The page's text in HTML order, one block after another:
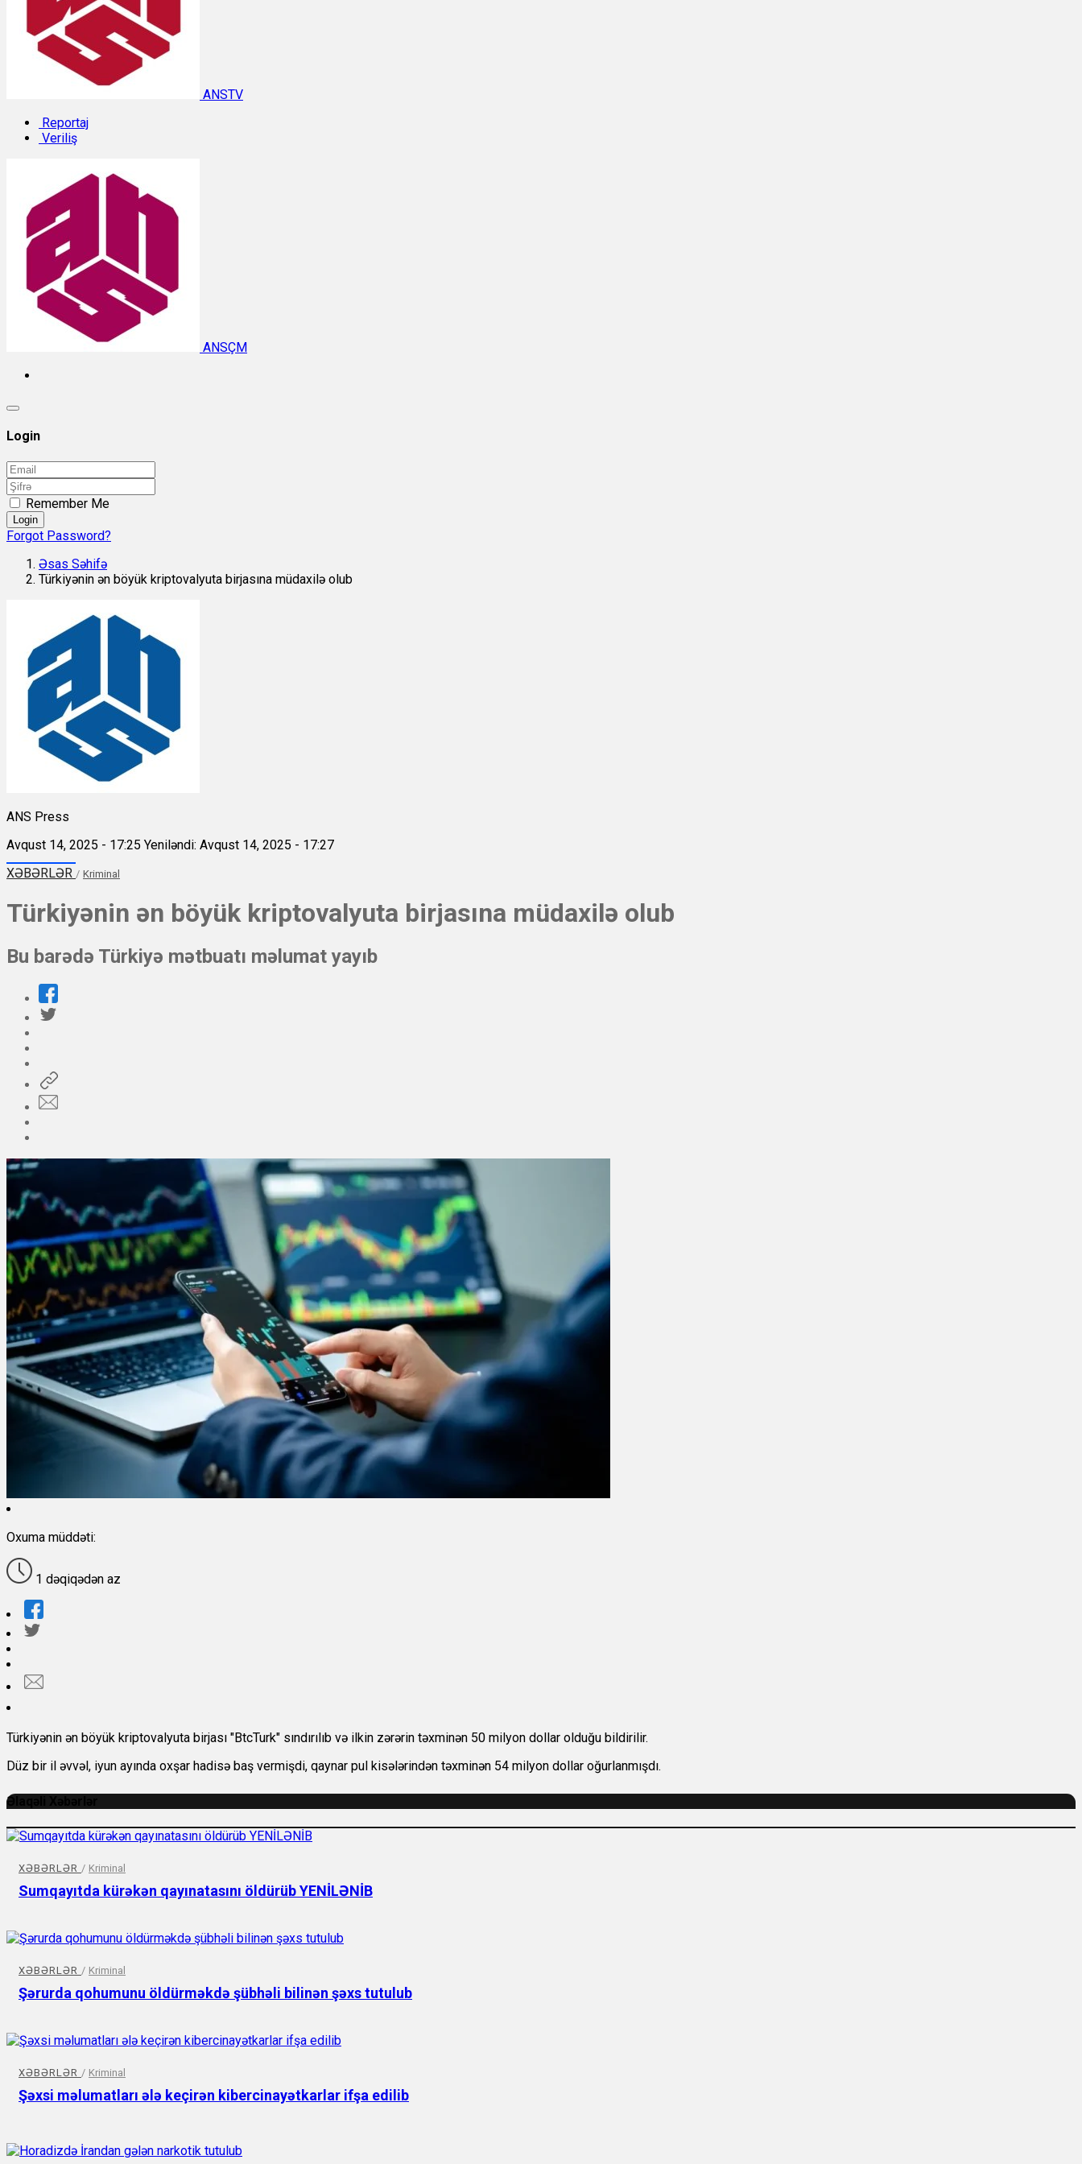
ANSTV
Reportaj
Veriliş
ANSÇM
Login
Remember Me
Login
Forgot Password?
Əsas Səhifə
Türkiyənin ən böyük kriptovalyuta birjasına müdaxilə olub
ANS Press
Avqust 14, 2025 - 17:25 Yeniləndi: Avqust 14, 2025 - 17:27
XƏBƏRLƏR / Kriminal
Türkiyənin ən böyük kriptovalyuta birjasına müdaxilə olub
Bu barədə Türkiyə mətbuatı məlumat yayıb
Oxuma müddəti:
1 dəqiqədən az
Türkiyənin ən böyük kriptovalyuta birjası "BtcTurk" sındırılıb və ilkin zərərin təxminən 50 milyon dollar olduğu bildirilir.
Düz bir il əvvəl, iyun ayında oxşar hadisə baş vermişdi, qaynar pul kisələrindən təxminən 54 milyon dollar oğurlanmışdı.
Əlaqəli Xəbərlər
XƏBƏRLƏR / Kriminal
Sumqayıtda kürəkən qayınatasını öldürüb YENİLƏNİB
XƏBƏRLƏR / Kriminal
Şərurda qohumunu öldürməkdə şübhəli bilinən şəxs tutulub
XƏBƏRLƏR / Kriminal
Şəxsi məlumatları ələ keçirən kibercinayətkarlar ifşa edilib